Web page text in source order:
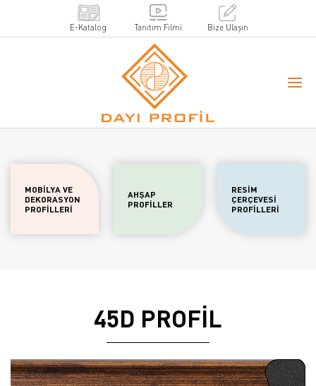
E-Katalog Tanıtım Filmi Bize Ulaşın
MOBİLYA VE
DEKORASYON
PROFİLLERİ
AHŞAP
PROFİLLER
RESİM
ÇERÇEVESİ
PROFİLLERİ
45D PROFİL